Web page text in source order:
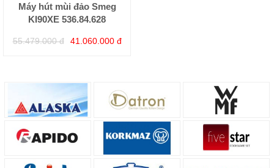
Máy hút mùi đảo Smeg
KI90XE 536.84.628
55.479.000 đ 41.060.000 đ